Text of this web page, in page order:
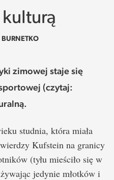
BURNETKO
zimowej staje się
(czytaj:
studnia, która miała
Kufstein na granicy
(tyłu mieściło się w
jedynie młotków i